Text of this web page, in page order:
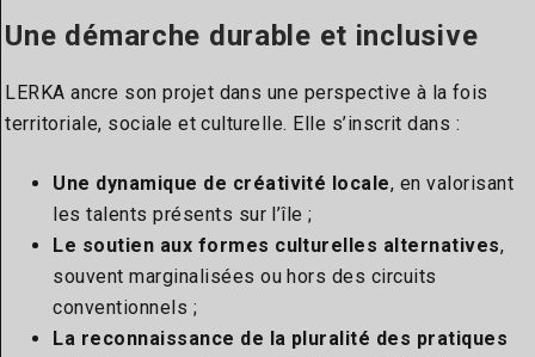
Une démarche durable et inclusive
LERKA ancre son projet dans une perspective à la fois
territoriale, sociale et culturelle. Elle s’inscrit dans :
Une dynamique de créativité locale, en valorisant
les talents présents sur l’île ;
Le soutien aux formes culturelles alternatives,
souvent marginalisées ou hors des circuits
conventionnels ;
La reconnaissance de la pluralité des pratiques